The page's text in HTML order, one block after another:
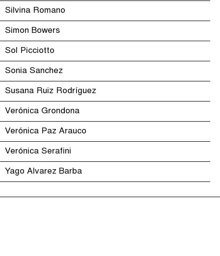
Silvina Romano
Simon Bowers
Sol Picciotto
Sonia Sanchez
Susana Ruiz Rodríguez
Verónica Grondona
Verónica Paz Arauco
Verónica Serafini
Yago Alvarez Barba